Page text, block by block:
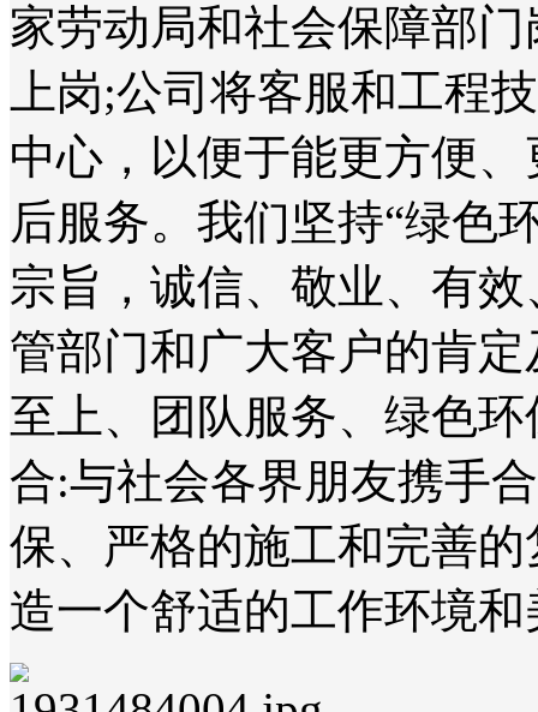
家劳动局和社会保障部
上岗;公司将客服和工程
中心，以便于能更方便
后服务。我们坚持“绿色
宗旨，诚信、敬业、有
管部门和广大客户的肯
至上、团队服务、绿色
合:与社会各界朋友携手
保、严格的施工和完善
造一个舒适的工作环境